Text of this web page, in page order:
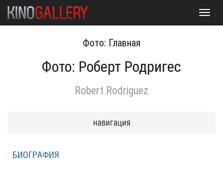
Фото: Главная
Фото: Роберт Родригес
Robert Rodriguez
навигация
БИОГРАФИЯ